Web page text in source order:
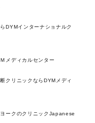
DYMインターナショナルク
メディカルセンター
クリニックならDYMメディ
ークのクリニックJapanese